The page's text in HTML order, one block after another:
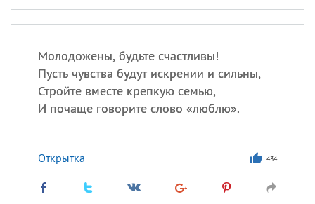
Молодожены, будьте счастливы!
Пусть чувства будут искрении и сильны,
Стройте вместе крепкую семью,
И почаще говорите слово «люблю».
Открытка 434